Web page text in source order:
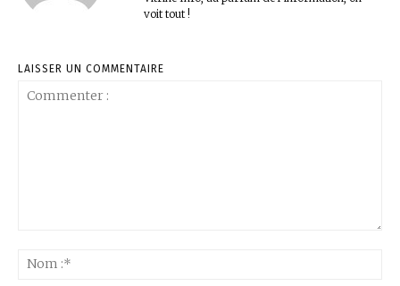
voit tout !
LAISSER UN COMMENTAIRE